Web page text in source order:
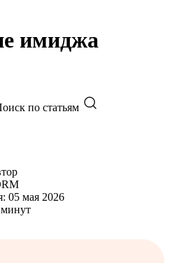
имиджа
по статьям
05 мая 2026